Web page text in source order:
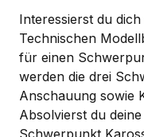
Interessierst du
Technischen
für einen
werden die drei
Anschauung sowie
Absolvierst du
Schwerpunkt